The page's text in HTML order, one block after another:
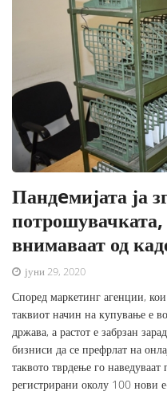
Пандeмијата ја
внимаваат од
јуни 29, 2020
Според маркетинг агенции,
таквиот начин на купување е
држава, а растот е забрзан
бизниси да се префрлат на
таквото тврдење го наведуваат
регистрирани околу 100 нови